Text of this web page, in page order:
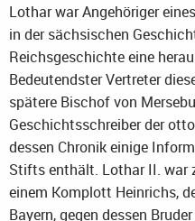
Lothar war Angehöriger
in der sächsischen
Reichsgeschichte eine
Bedeutendster Vertreter
spätere Bischof von
Geschichtsschreiber der
dessen Chronik einige
Stifts enthält. Lothar II. war
einem Komplott Heinrichs,
Bayern, gegen dessen